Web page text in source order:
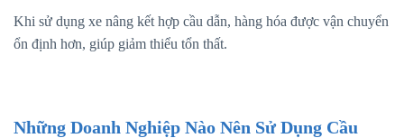
Khi sử dụng xe nâng kết hợp cầu dẫn, hàng hóa được vận chuyển
ổn định hơn, giúp giảm thiểu tổn thất.
Những Doanh Nghiệp Nào Nên Sử Dụng Cầu